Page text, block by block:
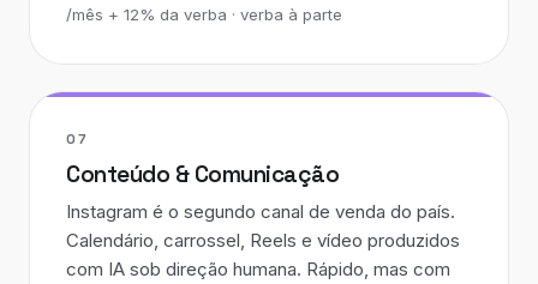
/mês + 12% da verba · verba à parte
07
Conteúdo & Comunicação
Instagram é o segundo canal de venda do país.
Calendário, carrossel, Reels e vídeo produzidos
com IA sob direção humana. Rápido, mas com